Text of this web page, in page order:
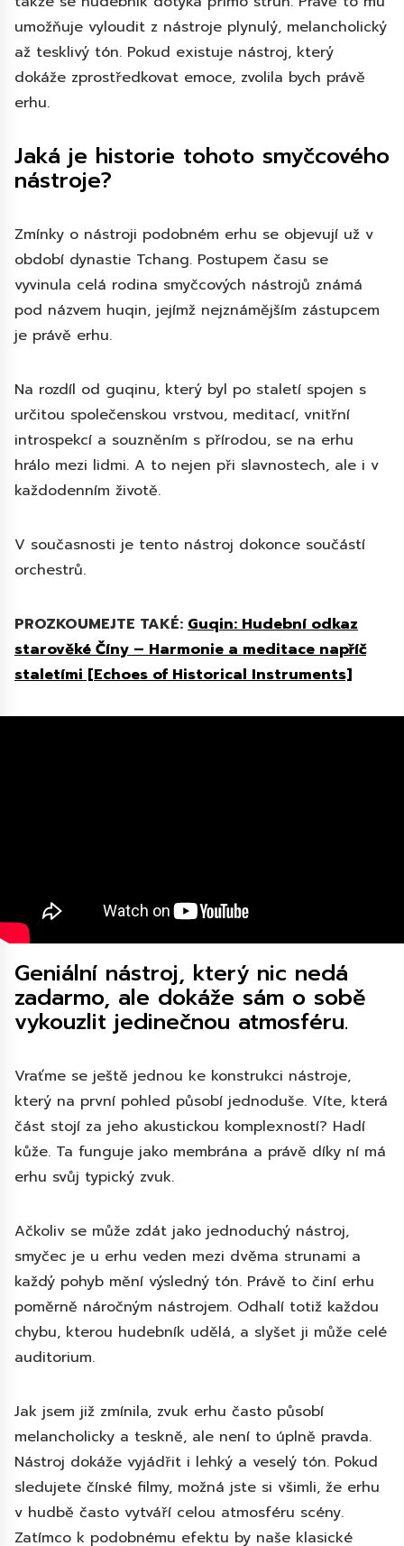
umožňuje vyloudit z nástroje plynulý, melancholický
až tesklivý tón. Pokud existuje nástroj, který
dokáže zprostředkovat emoce, zvolila bych právě
erhu.
Jaká je historie tohoto smyčcového
nástroje?
Zmínky o nástroji podobném erhu se objevují už v
období dynastie Tchang. Postupem času se
vyvinula celá rodina smyčcových nástrojů známá
pod názvem huqin, jejímž nejznámějším zástupcem
je právě erhu.
Na rozdíl od guqinu, který byl po staletí spojen s
určitou společenskou vrstvou, meditací, vnitřní
introspekcí a souzněním s přírodou, se na erhu
hrálo mezi lidmi. A to nejen při slavnostech, ale i v
každodenním životě.
V současnosti je tento nástroj dokonce součástí
orchestrů.
PROZKOUMEJTE TAKÉ: Guqin: Hudební odkaz
starověké Číny – Harmonie a meditace napříč
staletími [Echoes of Historical Instruments]
Geniální nástroj, který nic nedá
zadarmo, ale dokáže sám o sobě
vykouzlit jedinečnou atmosféru.
Vraťme se ještě jednou ke konstrukci nástroje,
který na první pohled působí jednoduše. Víte, která
část stojí za jeho akustickou komplexností? Hadí
kůže. Ta funguje jako membrána a právě díky ní má
erhu svůj typický zvuk.
Ačkoliv se může zdát jako jednoduchý nástroj,
smyčec je u erhu veden mezi dvěma strunami a
každý pohyb mění výsledný tón. Právě to činí erhu
poměrně náročným nástrojem. Odhalí totiž každou
chybu, kterou hudebník udělá, a slyšet ji může celé
auditorium.
Jak jsem již zmínila, zvuk erhu často působí
melancholicky a teskně, ale není to úplně pravda.
Nástroj dokáže vyjádřit i lehký a veselý tón. Pokud
sledujete čínské filmy, možná jste si všimli, že erhu
v hudbě často vytváří celou atmosféru scény.
Zatímco k podobnému efektu by naše klasické